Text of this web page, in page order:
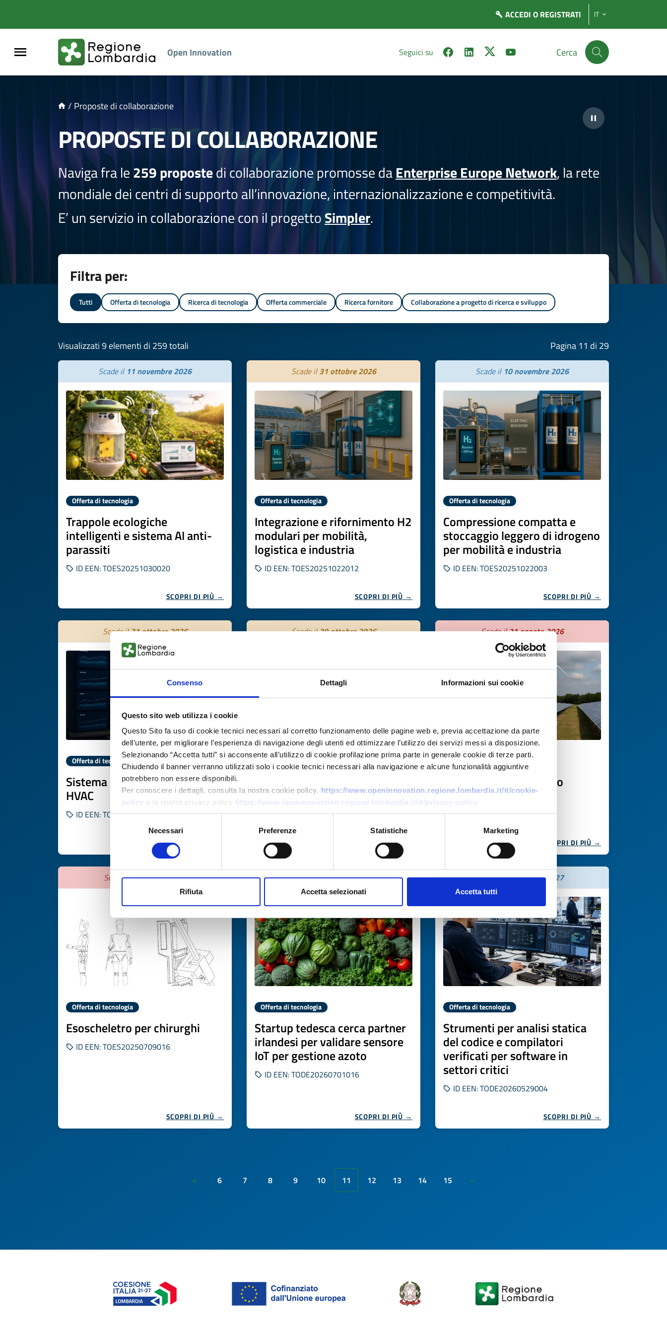
Consenso Dettagli Informazioni sui cookie
Questo sito web utilizza i cookie
Questo Sito fa uso di cookie tecnici necessari al corretto funzionamento delle pagine web e, previa accettazione da parte
dell’utente, per migliorare l’esperienza di navigazione degli utenti ed ottimizzare l’utilizzo dei servizi messi a disposizione.
Selezionando “Accetta tutti” si acconsente all’utilizzo di cookie profilazione prima parte in generale cookie di terze parti.
Chiudendo il banner verranno utilizzati solo i cookie tecnici necessari alla navigazione e alcune funzionalità aggiuntive
potrebbero non essere disponibili.
Per conoscere i dettagli, consulta la nostra cookie policy. https://www.openinnovation.regione.lombardia.it/it/cookie-
policy e la nostra privacy policy https://www.openinnovation.regione.lombardia.it/it/privacy-policy
Selezione
Necessari Preferenze Statistiche Marketing
Rifiuta Accetta selezionati Accetta tutti
ACCEDI O REGISTRATI IT
Open Innovation Seguici su Cerca
/ Proposte di collaborazione
PROPOSTE DI COLLABORAZIONE
Naviga fra le259 propostedi collaborazione promosse daEnterprise Europe Network, la rete
mondiale dei centri di supporto all’innovazione, internazionalizzazione e competitività.
E’ un servizio in collaborazione con il progettoSimpler.
Filtra per:
Tutti Offerta di tecnologia Ricerca di tecnologia Offerta commerciale Ricerca fornitore Collaborazione a progetto di ricerca e sviluppo
Visualizzati 9 elementi di 259 totali Pagina 11 di 29
Scade il 11 novembre 2026
Offerta di tecnologia
Trappole ecologiche
intelligenti e sistema AI anti-
parassiti
ID EEN: TOES20251030020
SCOPRI DI PIÙ →
Scade il31 ottobre 2026
Offerta di tecnologia
Integrazione e rifornimento H2
modulari per mobilità,
logistica e industria
ID EEN: TOES20251022012
SCOPRI DI PIÙ →
Scade il 10 novembre 2026
Offerta di tecnologia
Compressione compatta e
stoccaggio leggero di idrogeno
per mobilità e industria
ID EEN: TOES20251022003
SCOPRI DI PIÙ →
Scade il31 ottobre 2026
Offerta di tecnologia
Sistema adattivo per controllo
HVAC
ID EEN: TOES20250821010
SCOPRI DI PIÙ →
Scade il29 ottobre 2026
energetici
ID EEN: TOES20250805017
SCOPRI DI PIÙ →
Scade il21 agosto 2026
Termico da fotovoltaico
modulare
ID EEN: TOES20250709024
SCOPRI DI PIÙ →
Scade il21 agosto 2026
Offerta di tecnologia
Esoscheletro per chirurghi
ID EEN: TOES20250709016
SCOPRI DI PIÙ →
Scade il17 luglio 2027
Offerta di tecnologia
Startup tedesca cerca partner
irlandesi per validare sensore
IoT per gestione azoto
ID EEN: TODE20260701016
SCOPRI DI PIÙ →
Scade il06 agosto 2027
Offerta di tecnologia
Strumenti per analisi statica
del codice e compilatori
verificati per software in
settori critici
ID EEN: TODE20260529004
SCOPRI DI PIÙ →
« 6 7 8 9 10 11 12 13 14 15 »